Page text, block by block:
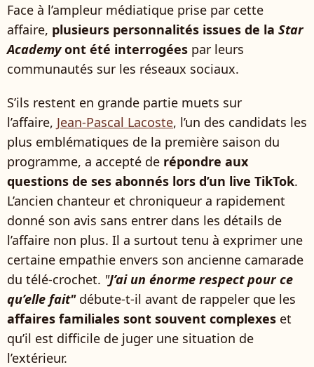
Face à l’ampleur médiatique prise par cette
affaire, plusieurs personnalités issues de la Star
Academyont été interrogées par leurs
communautés sur les réseaux sociaux.
S’ils restent en grande partie muets sur
l’affaire, Jean-Pascal Lacoste, l’un des candidats les
plus emblématiques de la première saison du
programme, a accepté de répondre aux
questions de ses abonnés lors d’un live TikTok.
L’ancien chanteur et chroniqueur a rapidement
donné son avis sans entrer dans les détails de
l’affaire non plus. Il a surtout tenu à exprimer une
certaine empathie envers son ancienne camarade
du télé-crochet. "J’ai un énorme respect pour ce
qu’elle fait" débute-t-il avant de rappeler que les
affaires familiales sont souvent complexes et
qu’il est difficile de juger une situation de
l’extérieur.